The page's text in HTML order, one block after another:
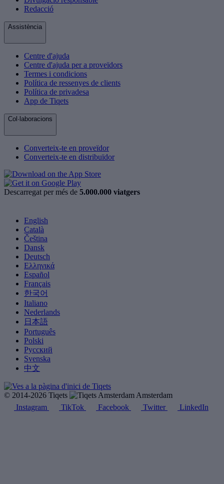
Redacció
Assistència
Centre d'ajuda
Centre d'ajuda per a proveïdors
Termes i condicions
Política de ressenyes de clients
Política de privadesa
App de Tiqets
Col·laboracions
Converteix-te en proveïdor
Converteix-te en distribuïdor
Descarregat per més de 5.000.000 viatgers
English
Català
Čeština
Dansk
Deutsch
Ελληνικά
Español
Français
한국어
Italiano
Nederlands
日本語
Português
Polski
Русский
Svenska
中文
© 2014-2026 Tiqets
Amsterdam
Instagram
TikTok Facebook Twitter LinkedIn